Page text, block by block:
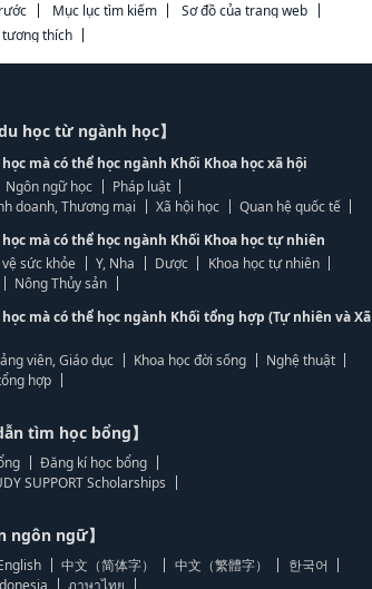
Mục lục tìm kiếm
Sơ đồ của trang web
thích
học từ ngành học】
mà có thể học ngành Khối Khoa học xã hội
Ngôn ngữ học
Pháp luật
doanh, Thương mại
Xã hội học
Quan hệ quốc tế
mà có thể học ngành Khối Khoa học tự nhiên
sức khỏe
Y, Nha Dược
Khoa học tự nhiên
Nông Thủy sản
mà có thể học ngành Khối tổng hợp (Tự nhiên và Xã
viên, Giáo dục
Khoa học đời sống
Nghệ thuật
hợp
tìm học bổng】
Đăng kí học bổng
SUPPORT Scholarships
ngôn ngữ】
中文（简体字） 中文（繁體字）
한국어
ภาษาไทย